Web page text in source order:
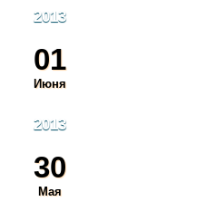
2013
01
Июня
2013
30
Мая